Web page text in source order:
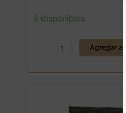
3 disponibles
Kit
Agregar al